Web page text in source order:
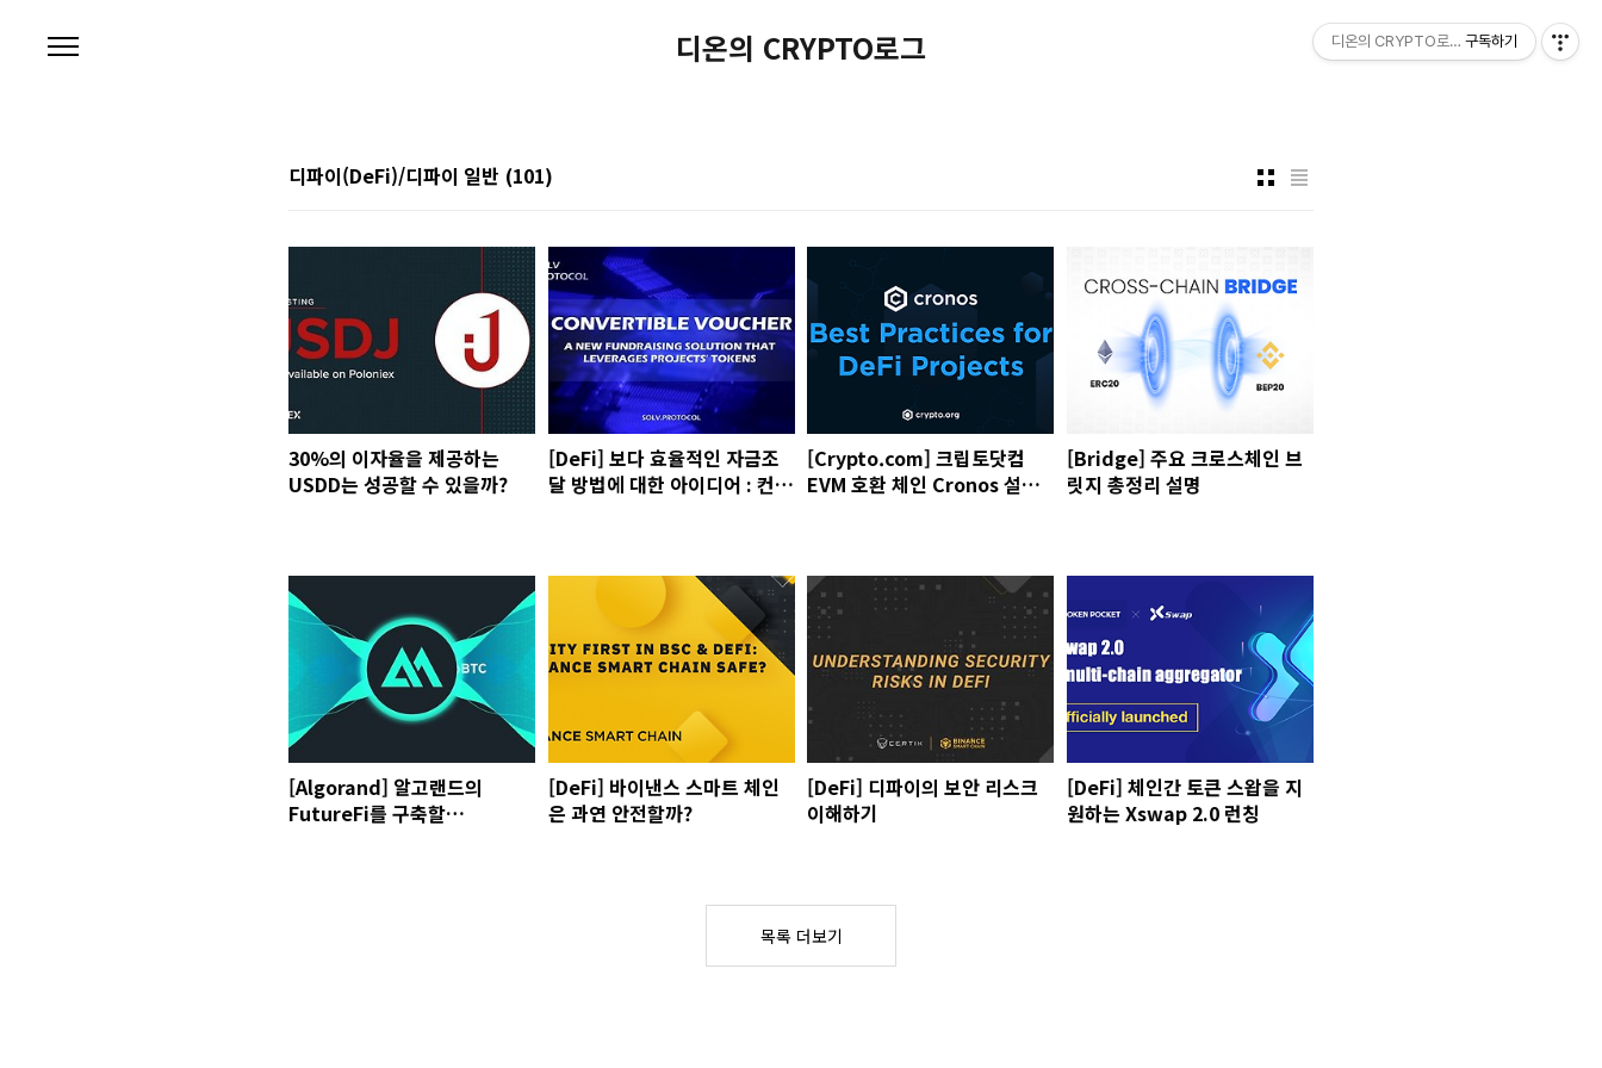
디온의 CRYPTO로그
디파이(DeFi)/디파이 일반 (101)
30%의 이자율을 제공하는
USDD는 성공할 수 있을까?
[DeFi] 보다 효율적인 자금조
달 방법에 대한 아이디어 : 컨버
[Crypto.com] 크립토닷컴
EVM 호환 체인 Cronos 설정
[Bridge] 주요 크로스체인 브
릿지 총정리 설명
[Algorand] 알고랜드의
FutureFi를 구축할
[DeFi] 바이낸스 스마트 체인
은 과연 안전할까?
[DeFi] 디파이의 보안 리스크
이해하기
[DeFi] 체인간 토큰 스왑을 지
원하는 Xswap 2.0 런칭
목록 더보기
디온의 CRYPTO로그 구독하기